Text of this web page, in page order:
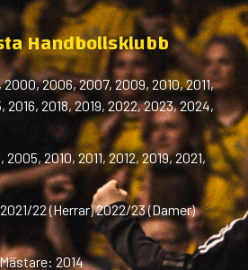
Handbollsklubb
2000, 2006, 2007, 2009, 2010, 2011,
2016, 2018, 2019, 2022, 2023, 2024,
2010, 2011, 2012, 2019, 2021,
22 (Herrar) 2022/23 (Damer)
2014